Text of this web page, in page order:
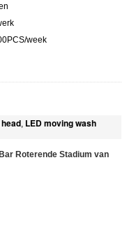
week
, LED moving wash
Roterende Stadium van